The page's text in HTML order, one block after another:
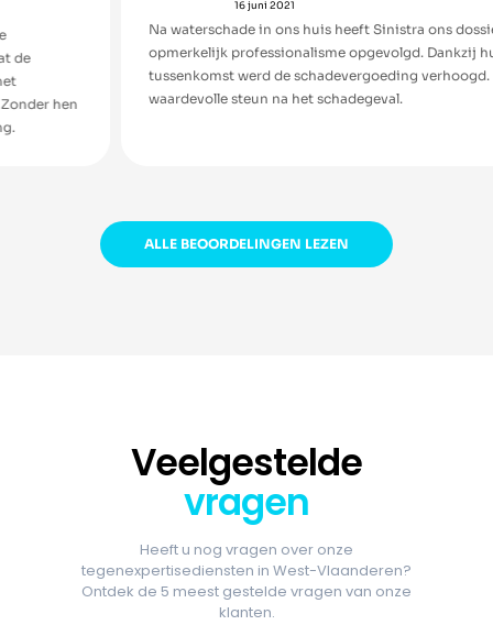
Na waterschade in ons huis heeft Sinistra ons dossier met
opmerkelijk professionalisme opgevolgd. Dankzij hun
tussenkomst werd de schadevergoeding verhoogd. Een
waardevolle steun na het schadegeval.
ALLE BEOORDELINGEN LEZEN
Veelgestelde
vragen
Heeft u nog vragen over onze
tegenexpertisediensten in West-Vlaanderen?
Ontdek de 5 meest gestelde vragen van onze
klanten.